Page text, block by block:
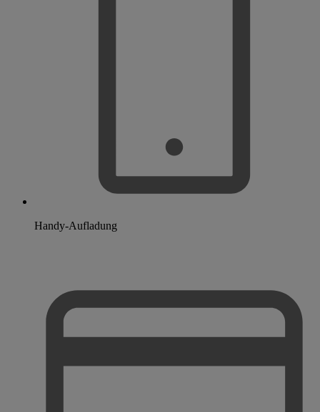
Handy-Aufladung